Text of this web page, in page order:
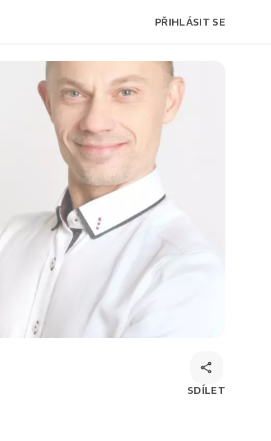
PŘIHLÁSIT SE
SDÍLET